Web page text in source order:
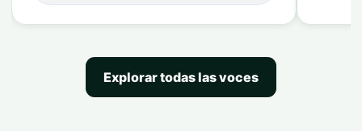
Explorar todas las voces